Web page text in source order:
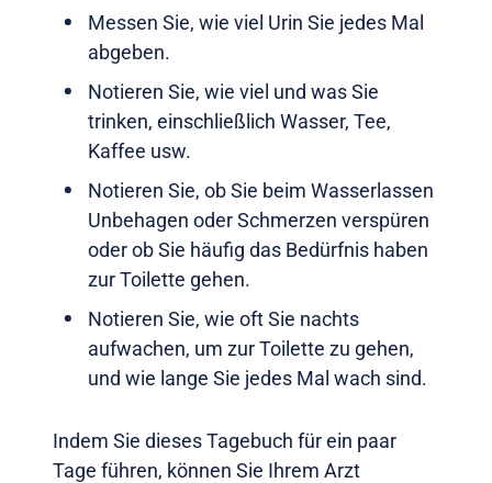
Messen Sie, wie viel Urin Sie jedes Mal
abgeben.
Notieren Sie, wie viel und was Sie
trinken, einschließlich Wasser, Tee,
Kaffee usw.
Notieren Sie, ob Sie beim Wasserlassen
Unbehagen oder Schmerzen verspüren
oder ob Sie häufig das Bedürfnis haben
zur Toilette gehen.
Notieren Sie, wie oft Sie nachts
aufwachen, um zur Toilette zu gehen,
und wie lange Sie jedes Mal wach sind.
Indem Sie dieses Tagebuch für ein paar
Tage führen, können Sie Ihrem Arzt